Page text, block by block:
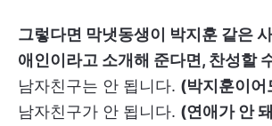
그렇다면 막냇동생이 박지훈 같은
애인이라고 소개해 준다면, 찬성할
남자친구는 안 됩니다. (박지훈이어
남자친구가 안 됩니다. (연애가 안